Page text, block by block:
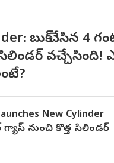
బుక్ చేసిన 4
వచ్చేసింది!
New Cylinder
గ్యాస్ నుంచి కొత్త సిలిండర్